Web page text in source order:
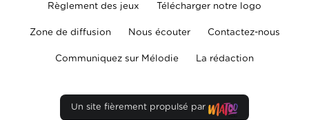
Règlement des jeux Télécharger notre logo
Zone de diffusion Nous écouter Contactez-nous
Communiquez sur Mélodie La rédaction
Un site fièrement propulsé par